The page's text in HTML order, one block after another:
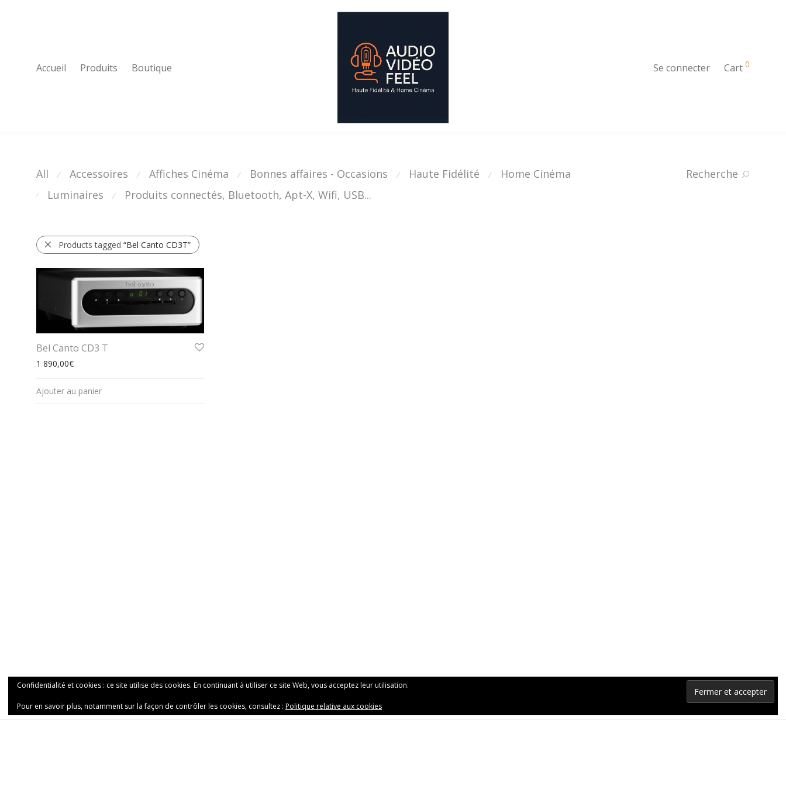
Accueil Produits Boutique Se connecter Cart 0
Recherche
All ⁄ Accessoires ⁄ Affiches Cinéma ⁄ Bonnes affaires - Occasions ⁄ Haute Fidélité ⁄ Home Cinéma
⁄ Luminaires ⁄ Produits connectés, Bluetooth, Apt-X, Wifi, USB...
Products tagged “Bel Canto CD3T”
Bel Canto CD3 T
1 890,00€
Ajouter au panier
Confidentialité et cookies : ce site utilise des cookies. En continuant à utiliser ce site Web, vous acceptez leur utilisation.
Pour en savoir plus, notamment sur la façon de contrôler les cookies, consultez : Politique relative aux cookies